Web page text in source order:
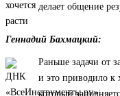
делает общение
Геннадий Бахмацкий:
Раньше задачи от
и это приводило к
который